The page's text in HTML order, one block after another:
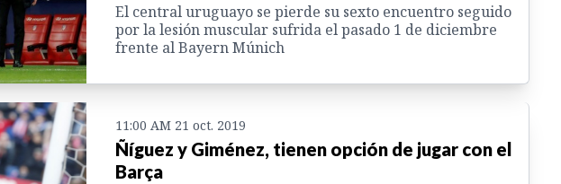
El central uruguayo se pierde su sexto encuentro seguido
por la lesión muscular sufrida el pasado 1 de diciembre
frente al Bayern Múnich
11:00 AM 21 oct. 2019
Ñíguez y Giménez, tienen opción de jugar con el
Barça